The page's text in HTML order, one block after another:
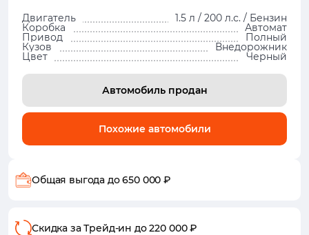
Двигатель 1.5 л / 200 л.с. / Бензин
Коробка Автомат
Привод Полный
Кузов Внедорожник
Цвет Черный
Автомобиль продан
Похожие автомобили
Общая выгода до 650 000 ₽
Скидка за Трейд-ин до 220 000 ₽